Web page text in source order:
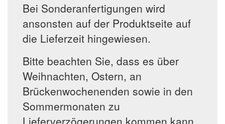
Bei Sonderanfertigungen wird
ansonsten auf der Produktseite auf
die Lieferzeit hingewiesen.
Bitte beachten Sie, dass es über
Weihnachten, Ostern, an
Brückenwochenenden sowie in den
Sommermonaten zu
Lieferverzögerungen kommen kann.